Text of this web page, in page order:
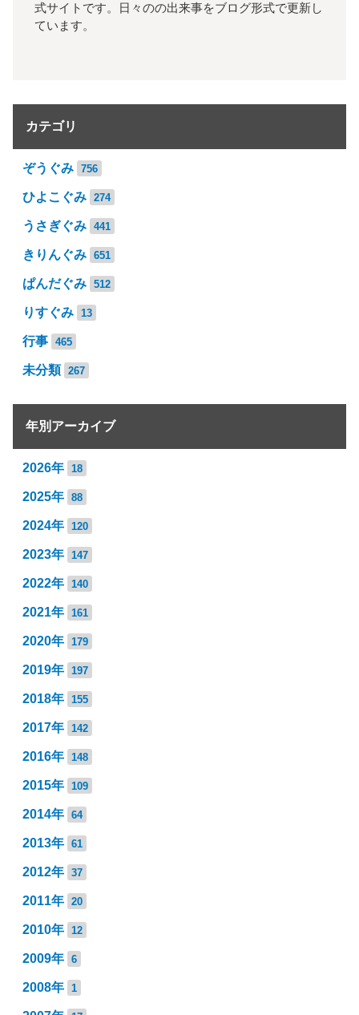
式サイトです。日々のの出来事をブログ形式で更新し
ています。
カテゴリ
ぞうぐみ 756
ひよこぐみ 274
うさぎぐみ 441
きりんぐみ 651
ぱんだぐみ 512
りすぐみ 13
行事 465
未分類 267
年別アーカイブ
2026年 18
2025年 88
2024年 120
2023年 147
2022年 140
2021年 161
2020年 179
2019年 197
2018年 155
2017年 142
2016年 148
2015年 109
2014年 64
2013年 61
2012年 37
2011年 20
2010年 12
2009年 6
2008年 1